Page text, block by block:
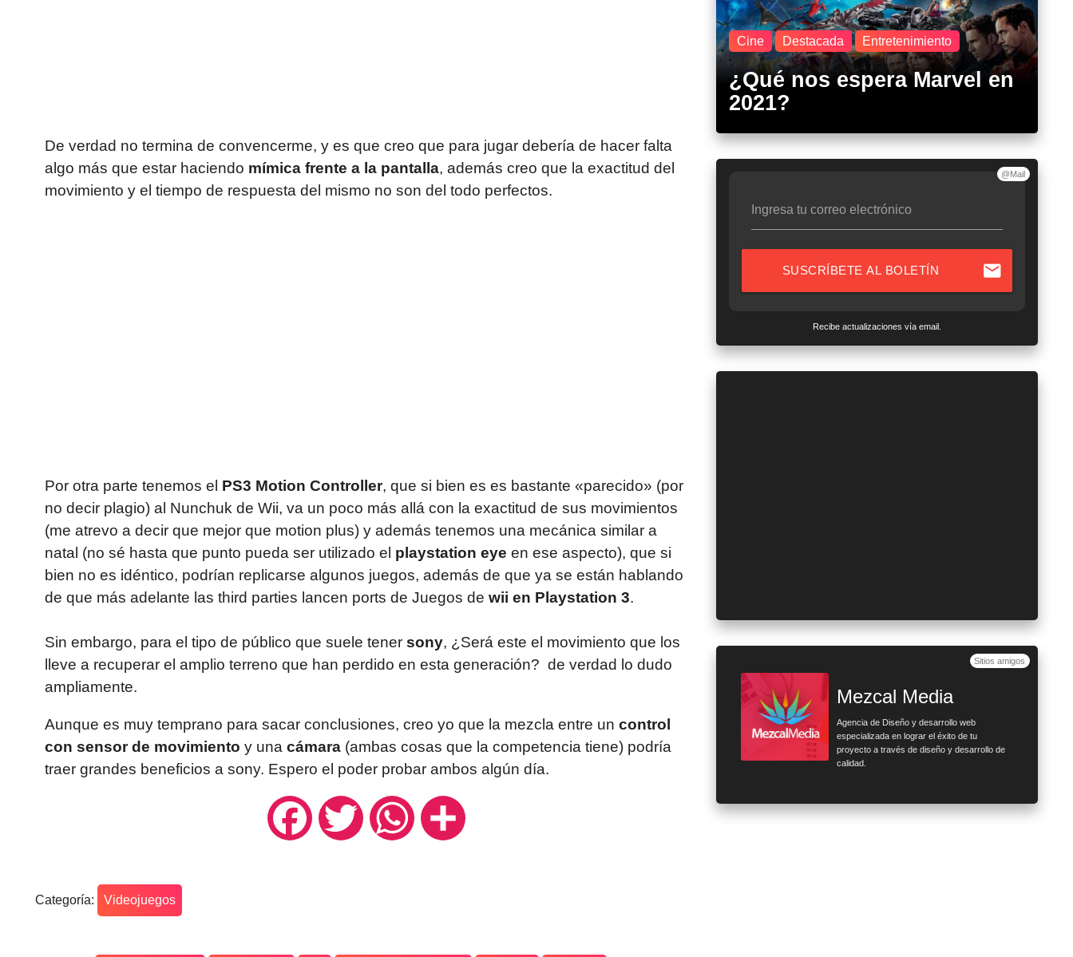
De verdad no termina de convencerme, y es que creo que para jugar debería de hacer falta
algo más que estar haciendo mímica frente a la pantalla, además creo que la exactitud del
movimiento y el tiempo de respuesta del mismo no son del todo perfectos.
Por otra parte tenemos el PS3 Motion Controller, que si bien es es bastante «parecido» (por
no decir plagio) al Nunchuk de Wii, va un poco más allá con la exactitud de sus movimientos
(me atrevo a decir que mejor que motion plus) y además tenemos una mecánica similar a
natal (no sé hasta que punto pueda ser utilizado el playstation eye en ese aspecto), que si
bien no es idéntico, podrían replicarse algunos juegos, además de que ya se están hablando
de que más adelante las third parties lancen ports de Juegos de wii en Playstation 3.
Sin embargo, para el tipo de público que suele tener sony, ¿Será este el movimiento que los
lleve a recuperar el amplio terreno que han perdido en esta generación? de verdad lo dudo
ampliamente.
Aunque es muy temprano para sacar conclusiones, creo yo que la mezcla entre un control
con sensor de movimiento y una cámara (ambas cosas que la competencia tiene) podría
traer grandes beneficios a sony. Espero el poder probar ambos algún día.
FacebookTwitter WhatsAppCompartir
Categoría: Videojuegos
Cine Destacada Entretenimiento
¿Qué nos espera Marvel en
2021?
@Mail
Ingresa tu correo electrónico
SUSCRÍBETE AL BOLETÍN mail
Recibe actualizaciones vía email.
Sitios amigos
Mezcal Media
Agencia de Diseño y desarrollo web
especializada en lograr el éxito de tu
proyecto a través de diseño y desarrollo de
calidad.